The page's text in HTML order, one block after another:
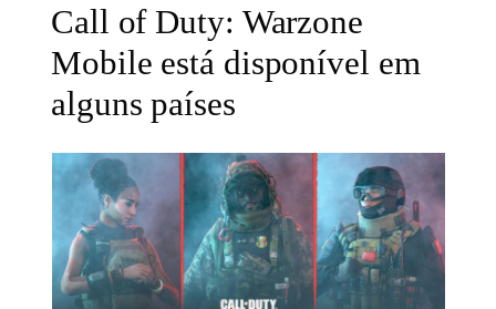
Call of Duty: Warzone
Mobile está disponível em
alguns países